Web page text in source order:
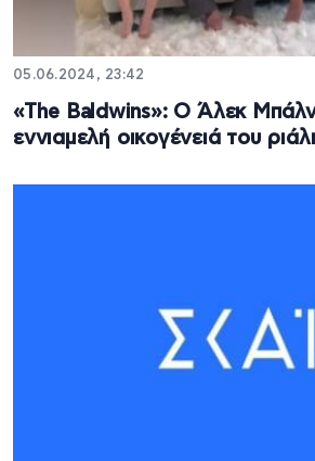
05.06.2024, 23:42
«The Baldwins»: Ο Άλεκ
εννιαμελή οικογένειά του